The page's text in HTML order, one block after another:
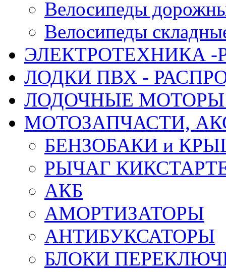
Велосипеды
Велосипеды
ЭЛЕКТРОТЕХНИКА
ЛОДКИ ПВХ -
ЛОДОЧНЫЕ
МОТОЗАПЧАСТИ,
БЕНЗОБАКИ и
РЫЧАГ
АКБ
АМОРТИЗАТОРЫ
АНТИБУКСАТОРЫ
БЛОКИ